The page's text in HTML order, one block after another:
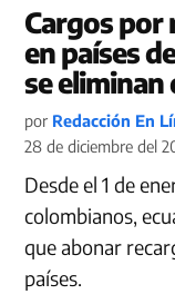
Cargos
en países
se eliminan
por Redacción En
28 de diciembre del
Desde el 1 de
colombianos,
que abonar
países.